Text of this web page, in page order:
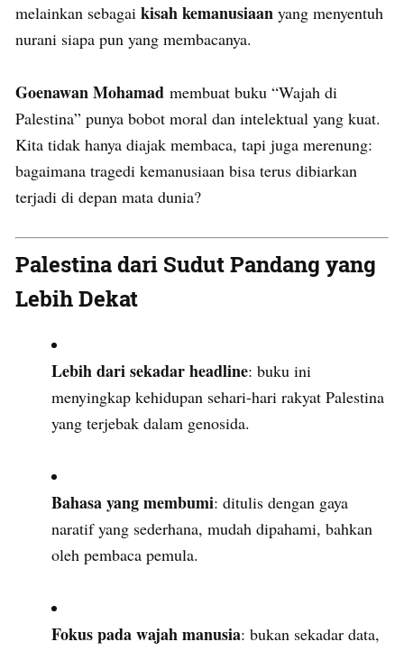
melainkan sebagai kisah kemanusiaan yang menyentuh
nurani siapa pun yang membacanya.
Goenawan Mohamad membuat buku “Wajah di
Palestina” punya bobot moral dan intelektual yang kuat.
Kita tidak hanya diajak membaca, tapi juga merenung:
bagaimana tragedi kemanusiaan bisa terus dibiarkan
terjadi di depan mata dunia?
Palestina dari Sudut Pandang yang
Lebih Dekat
Lebih dari sekadar headline: buku ini
menyingkap kehidupan sehari-hari rakyat Palestina
yang terjebak dalam genosida.
Bahasa yang membumi: ditulis dengan gaya
naratif yang sederhana, mudah dipahami, bahkan
oleh pembaca pemula.
Fokus pada wajah manusia: bukan sekadar data,